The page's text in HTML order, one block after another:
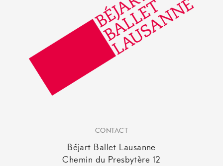
CONTACT
Béjart Ballet Lausanne
Chemin du Presbytère 12